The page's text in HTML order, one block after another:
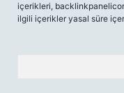
içerikleri,
ilgili içerikler yasal süre